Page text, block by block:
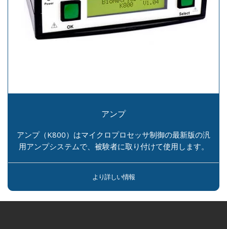
アンプ
アンプ（K800）はマイクロプロセッサ制御の最新版の汎
用アンプシステムで、被験者に取り付けて使用します。
より詳しい情報